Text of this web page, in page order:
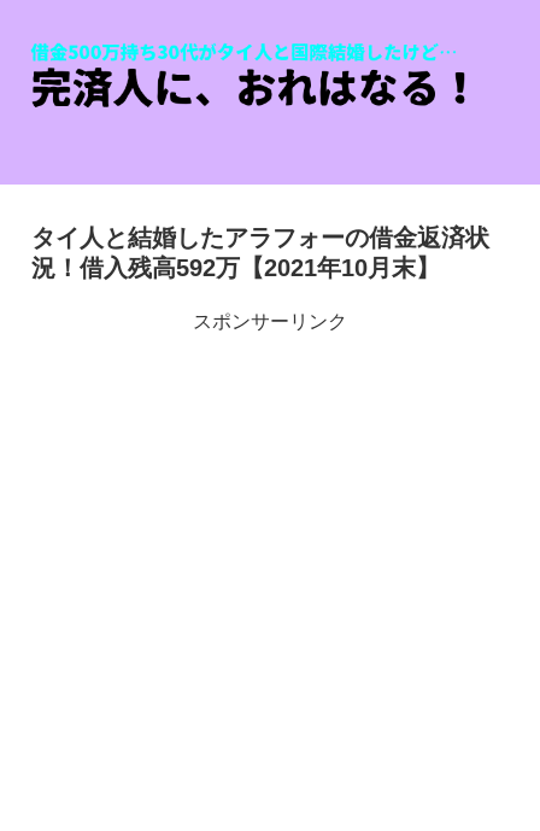
タイ人と結婚したアラフォーの借金返済状
況！借入残高592万【2021年10月末】
スポンサーリンク